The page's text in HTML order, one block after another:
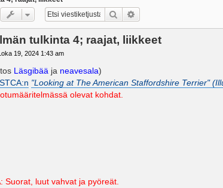
Etsi
tulkinta 4; raajat, liikkeet
19, 2024 1:43 am
Läsgibää ja neavesala)
STCA:n "Looking at The American Staffordshire Terrier"
olevat kohdat.
Suorat, luut vahvat ja pyöreät.